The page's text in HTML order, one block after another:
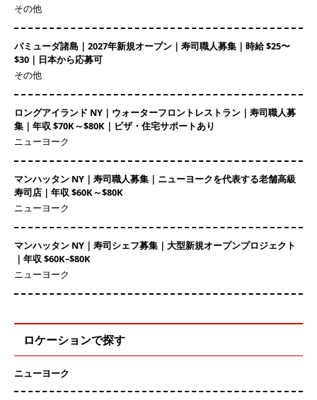
その他
バミューダ諸島｜2027年新規オープン｜寿司職人募集｜時給 $25〜
$30｜日本から応募可
その他
ロングアイランド NY｜ウォーターフロントレストラン｜寿司職人募
集｜年収 $70K～$80K｜ビザ・住宅サポートあり
ニューヨーク
マンハッタン NY｜寿司職人募集｜ニューヨークを代表する老舗高級
寿司店｜年収 $60K～$80K
ニューヨーク
マンハッタン NY｜寿司シェフ募集｜大型新規オープンプロジェクト
｜年収 $60K–$80K
ニューヨーク
ロケーションで探す
ニューヨーク